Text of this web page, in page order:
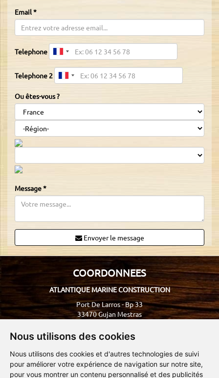
Nous utilisons des cookies
Nous utilisons des cookies et d'autres technologies de suivi
pour améliorer votre expérience de navigation sur notre site,
pour vous montrer un contenu personnalisé et des publicités
Email*
Telephone
Telephone 2
Ou êtes-vous ?
Message*
Envoyer le message
COORDONNEES
ATLANTIQUE MARINE CONSTRUCTION
Port De Larros - Bp 33
33470 Gujan Mestras